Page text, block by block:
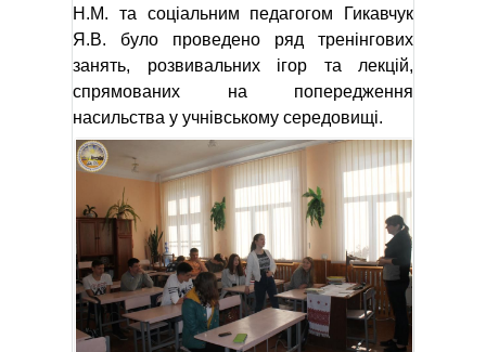
Н.М. та соціальним педагогом Гикавчук
Я.В. було проведено ряд тренінгових
занять, розвивальних ігор та лекцій,
спрямованих на попередження
насильства у учнівському середовищі.